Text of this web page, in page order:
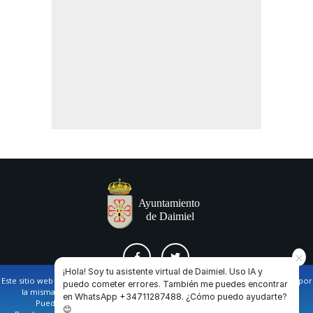
AVISO LEGAL Y POLÍTICA DE PRIVACIDAD COOKIES CONTACTO
Este sitio web utiliza cookies propias y de terceros para facilitar la navegación por
la misma y obtener datos estadísticos de la navegación de los usuarios.
Puede obtener más información en nuestrapolítica de cookies
¡Hola! Soy tu asistente virtual de Daimiel. Uso IA y
puedo cometer errores. También me puedes encontrar
en WhatsApp +34711287488. ¿Cómo puedo ayudarte?
😊